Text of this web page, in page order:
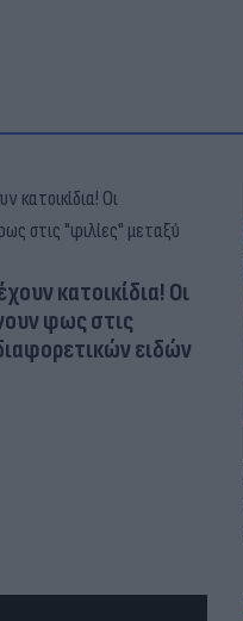
κατοικίδια! Οι
φως στις
ειδών